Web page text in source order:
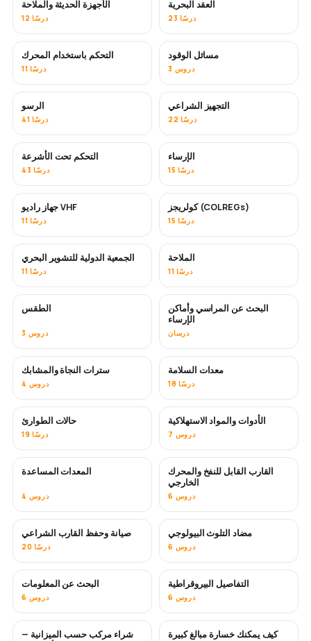
الأجهزة الحديثة والملاحة
12 درسًا
العقد البحرية
23 درسًا
التحكم باستخدام المحرك
11 درسًا
مسائل الوقود
3 دروس
الرسو
41 درسًا
التجهيز الشراعي
22 درسًا
التحكم تحت الأشرعة
43 درسًا
الإرساء
15 درسًا
جهاز راديو VHF
11 درسًا
كولريجز (COLREGs)
15 درسًا
الجمعية الدولية للتشوير البحري
11 درسًا
الملاحة
11 درسًا
الطقس
3 دروس
البحث عن المراسي وأماكن
الإرساء
درسان
سترات النجاة والمشابك
4 دروس
معدات السلامة
18 درسًا
حالات الطوارئ
19 درسًا
الأدوات والمواد الاستهلاكية
7 دروس
المعدات المساعدة
4 دروس
القارب القابل للنفخ والمحرك
الخارجي
6 دروس
صيانة وحفظ القارب الشراعي
20 درسًا
قريبًا
مضاد التلوث البيولوجي
6 دروس
البحث عن المعلومات
6 دروس
التفاصيل البيروقراطية
6 دروس
قريبًا
شراء مركب حسب الميزانية —
قريبًا
كيف يمكنك خسارة مبالغ كبيرة